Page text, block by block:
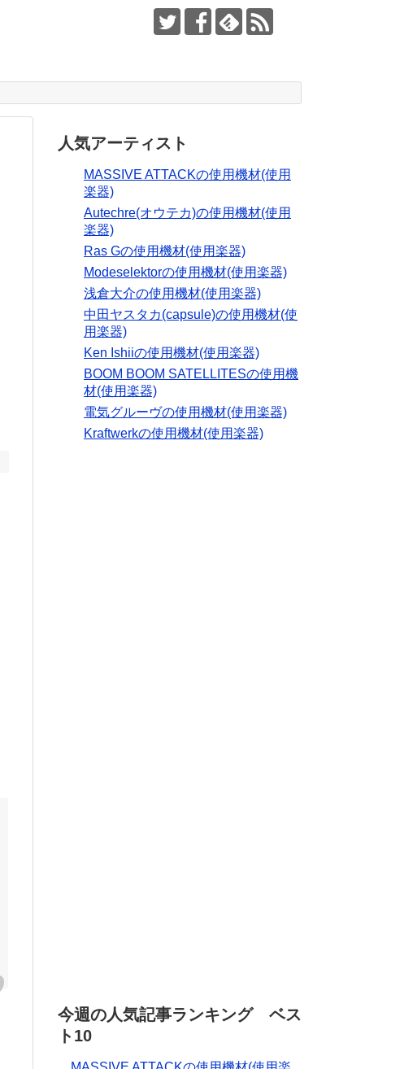
人気アーティスト
MASSIVE ATTACKの使用機材(使用
楽器)
Autechre(オウテカ)の使用機材(使用
楽器)
Ras Gの使用機材(使用楽器)
Modeselektorの使用機材(使用楽器)
浅倉大介の使用機材(使用楽器)
中田ヤスタカ(capsule)の使用機材(使
用楽器)
Ken Ishiiの使用機材(使用楽器)
BOOM BOOM SATELLITESの使用機
材(使用楽器)
電気グルーヴの使用機材(使用楽器)
Kraftwerkの使用機材(使用楽器)
今週の人気記事ランキング ベス
ト10